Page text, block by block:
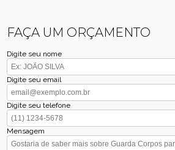
FAÇA UM ORÇAMENTO
Digite seu nome
Digite seu email
Digite seu telefone
Mensagem